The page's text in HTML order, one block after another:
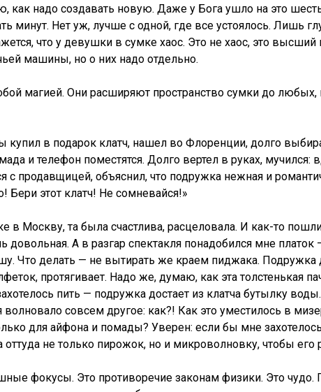
как надо создавать новую. Даже у Бога ушло на это
минут. Нет уж, лучше с одной, где все устоялось. Лишь
что у девушки в сумке хаос. Это не хаос, это высший
машины, но о них надо отдельно.
магией. Они расширяют пространство сумки до
в подарок клатч, нашел во Флоренции, долго
и телефон поместятся. Долго вертел в руках, мучился:
с продавщицей, объяснил, что подружка нежная и
Бери этот клатч! Не сомневайся!»
в Москву, та была счастлива, расцеловала. И как-то
довольная. А в разгар спектакля понадобился мне платок
Что делать — не вытирать же краем пиджака. Подружка
протягивает. Надо же, думаю, как эта толстенькая
пить — подружка достает из клатча бутылку
совсем другое: как?! Как это уместилось в
для айфона и помады? Уверен: если бы мне
не только пирожок, но и микроволновку, чтобы его
фокусы. Это противоречие законам физики. Это чудо.